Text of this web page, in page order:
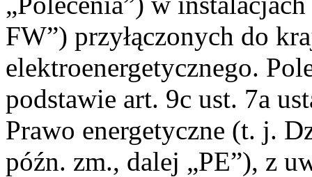
FW”) przyłączonych do
elektroenergetycznego.
podstawie art. 9c ust. 7a
Prawo energetyczne (t. j.
późn. zm., dalej „PE”), z